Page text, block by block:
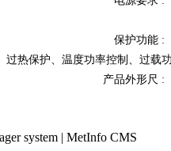
保护功能 :
过热保护、温度功率控制、过载
产品外形尺 :